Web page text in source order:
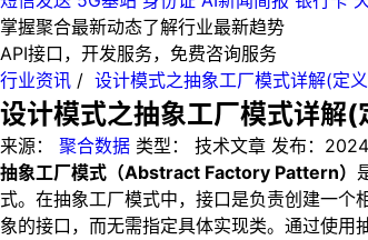
掌握聚合最新动态了解行业最新趋势
API接口，开发服务，免费咨询服务
行业资讯 / 设计模式之抽象工厂模式详解(定
设计模式之抽象工厂模式详解(
来源： 聚合数据 类型： 技术文章 发布：
抽象工厂模式（Abstract Factory Pattern）
式。在抽象工厂模式中，接口是负责创建一个
象的接口，而无需指定具体实现类。通过使用